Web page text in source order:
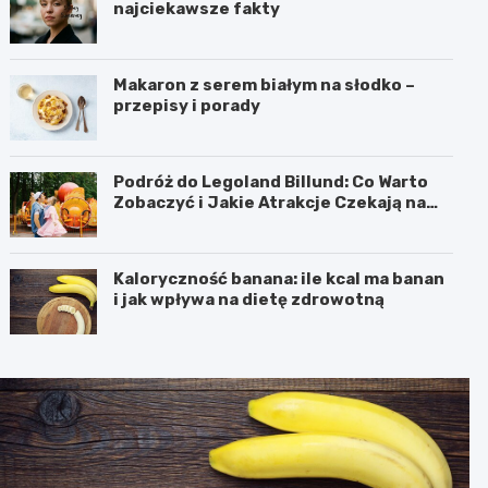
najciekawsze fakty
Makaron z serem białym na słodko –
przepisy i porady
Podróż do Legoland Billund: Co Warto
Zobaczyć i Jakie Atrakcje Czekają na
Kaloryczność banana: ile kcal ma banan
i jak wpływa na dietę zdrowotną